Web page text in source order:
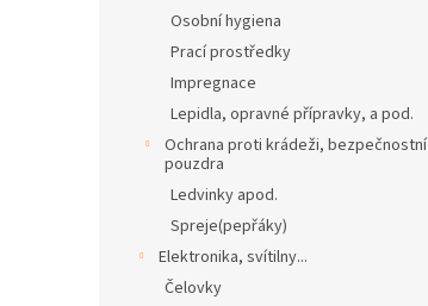
Osobní hygiena
Prací prostředky
Impregnace
Lepidla, opravné přípravky, a pod.
Ochrana proti krádeži, bezpečnostní
pouzdra
Ledvinky apod.
Spreje(pepřáky)
Elektronika, svítilny...
Čelovky